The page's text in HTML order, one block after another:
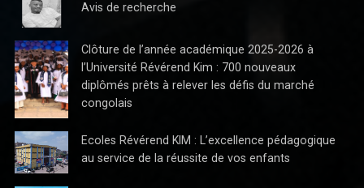
Avis de recherche
Clôture de l’année académique 2025-2026 à
l’Université Révérend Kim : 700 nouveaux
diplômés prêts à relever les défis du marché
congolais
Ecoles Révérend KIM : L’excellence pédagogique
au service de la réussite de vos enfants